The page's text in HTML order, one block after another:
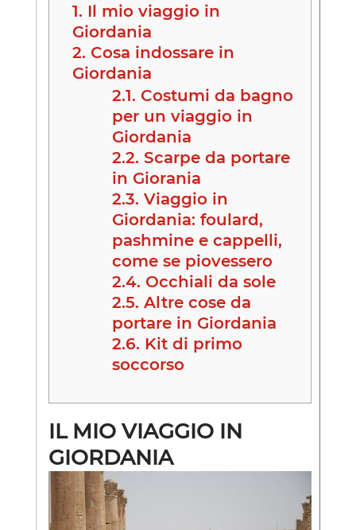
1. Il mio viaggio in
Giordania
2. Cosa indossare in
Giordania
2.1. Costumi da bagno
per un viaggio in
Giordania
2.2. Scarpe da portare
in Giorania
2.3. Viaggio in
Giordania: foulard,
pashmine e cappelli,
come se piovessero
2.4. Occhiali da sole
2.5. Altre cose da
portare in Giordania
2.6. Kit di primo
soccorso
IL MIO VIAGGIO IN
GIORDANIA